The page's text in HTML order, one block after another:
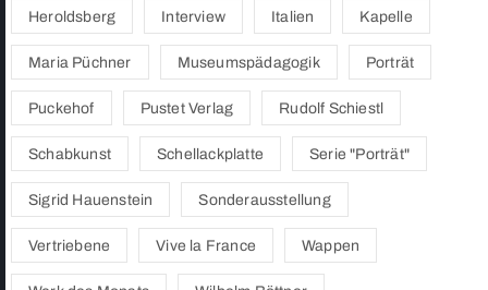
Heroldsberg Interview Italien Kapelle
Maria Püchner Museumspädagogik Porträt
Puckehof Pustet Verlag Rudolf Schiestl
Schabkunst Schellackplatte Serie "Porträt"
Sigrid Hauenstein Sonderausstellung
Vertriebene Vive la France Wappen